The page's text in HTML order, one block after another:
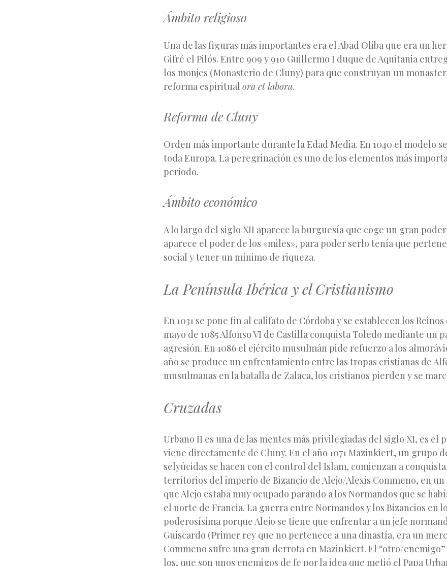
Ámbito religioso
Una de las figuras más importantes era el Abad Oliba que era un
Gifré el Pilós. Entre 909 y 910 Guillermo I duque de Aquitania
los monjes (Monasterio de Cluny) para que construyan un
reforma espiritual ora et labora.
Reforma de Cluny
Orden más importante durante la Edad Media. En 1040 el modelo
toda Europa. La peregrinación es uno de los elementos más
periodo.
Ámbito económico
A lo largo del siglo XII aparece la burguesía que coge un gran
aparece el poder de los «miles», para poder serlo tenía que
social y tener un mínimo de riqueza.
La Península Ibérica y el Cristianismo
En 1031 se pone fin al califato de Córdoba y se establecen los Reinos
mayo de 1085 Alfonso VI de Castilla conquista Toledo mediante un
agresión. En 1086 el ejército musulmán pide refuerzo a los
año se produce un enfrentamiento entre las tropas cristianas de
musulmanas en la batalla de Zalaca, los cristianos pierden y se
Cruzadas
Urbano II es una de las mentes más privilegiadas del siglo XI, es el
viene directamente de Cluny. En el año 1071 Mazinkiert, un grupo
selyúcidas se hacen con el control del Islam, comienzan a
territorios del imperio de Bizancio de Alejo/Alexis Commeno, en
que Alejo estaba muy ocupado parando a los Normandos que se
el norte de Francia. La guerra entre Normandos y los Bizancios en
poderosísima porque Alejo se tiene que enfrentar a un jefe
Guiscardo (Primer rey que no pertenece a una dinastía, era un
Commeno sufre una gran derrota en Mazinkiert. El “otro/enemigo”
los, que son unos enemigos de fe por la idea que metió el Papa